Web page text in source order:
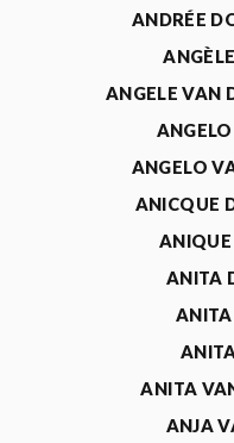
ANDRÉE
ANGELE VAN
ANGELO
ANICQUE
ANIQUE
ANITA
ANITA
ANITA
ANJA